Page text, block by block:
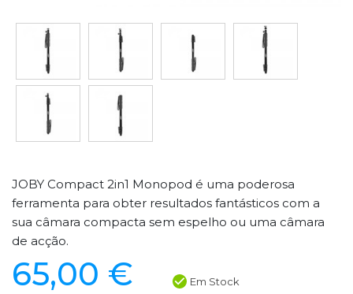
JOBY Compact 2in1 Monopod é uma poderosa
ferramenta para obter resultados fantásticos com a
sua câmara compacta sem espelho ou uma câmara
de acção.
65,00 € Em Stock